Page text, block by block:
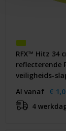
RFX™ Hitz 34
reflecterende
veiligheids-
Al vanaf €
4